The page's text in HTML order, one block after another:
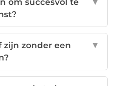
om succesvol te
▼
zijn zonder een
▼